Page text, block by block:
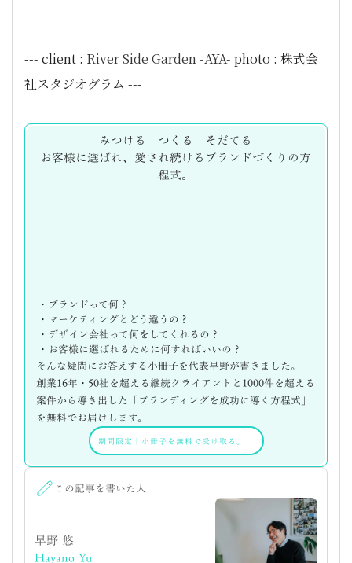
--- client : River Side Garden -AYA- photo : 株式会
社スタジオグラム ---
みつける つくる そだてる
お客様に選ばれ、愛され続けるブランドづくりの方
程式。
・ブランドって何？
・マーケティングとどう違うの？
・デザイン会社って何をしてくれるの？
・お客様に選ばれるために何すればいいの？
そんな疑問にお答えする小冊子を代表早野が書きました。
創業16年・50社を超える継続クライアントと1000件を超える
案件から導き出した「ブランディングを成功に導く方程式」
を無料でお届けします。
期間限定 ｜ 小冊子を無料で受け取る。
この記事を書いた人
早野 悠
Hayano Yu